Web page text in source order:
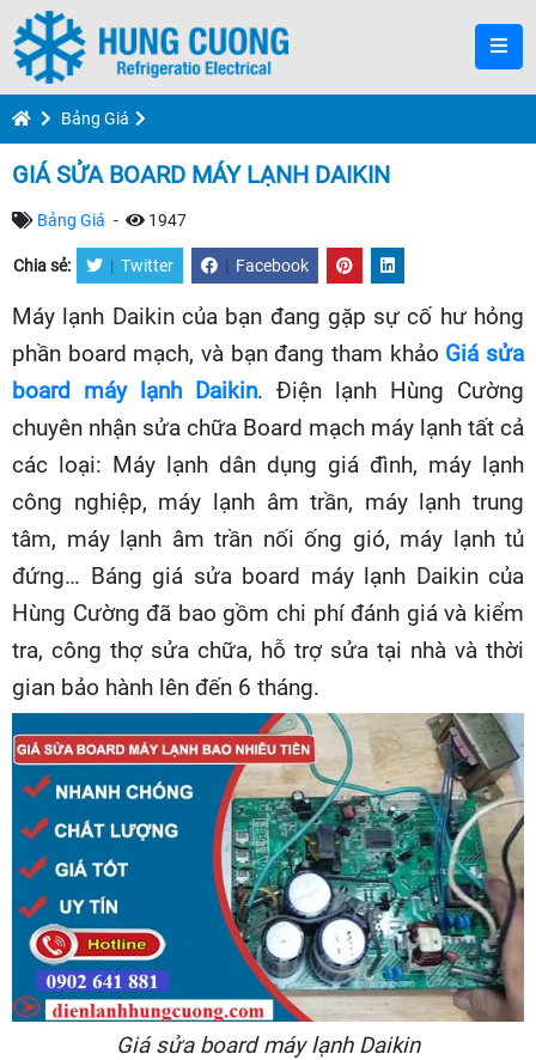
Bảng Giá
GIÁ SỬA BOARD MÁY LẠNH DAIKIN
Bảng Giá - 1947
Chia sẻ: | Twitter | Facebook
Máy lạnh Daikin của bạn đang gặp sự cố hư hỏng
phần board mạch, và bạn đang tham khảo Giá sửa
board máy lạnh Daikin. Điện lạnh Hùng Cường
chuyên nhận sửa chữa Board mạch máy lạnh tất cả
các loại: Máy lạnh dân dụng giá đình, máy lạnh
công nghiệp, máy lạnh âm trần, máy lạnh trung
tâm, máy lạnh âm trần nối ống gió, máy lạnh tủ
đứng… Báng giá sửa board máy lạnh Daikin của
Hùng Cường đã bao gồm chi phí đánh giá và kiểm
tra, công thợ sửa chữa, hỗ trợ sửa tại nhà và thời
gian bảo hành lên đến 6 tháng.
Giá sửa board máy lạnh Daikin